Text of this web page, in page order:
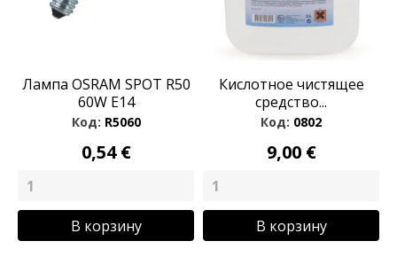
Лампа OSRAM SPOT R50
60W E14
Код: R5060
0,54 €
В корзину
Кислотное чистящее
средство...
Код: 0802
9,00 €
В корзину